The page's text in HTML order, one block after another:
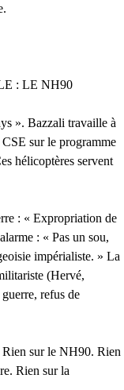
: LE NH90
». Bazzali travaille à
sur le programme
hélicoptères servent
: « Expropriation de
: « Pas un sou,
impérialiste. » La
(Hervé,
refus de
sur le NH90. Rien
Rien sur la